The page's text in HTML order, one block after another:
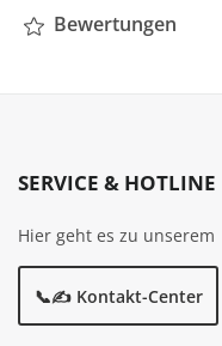
Bewertungen
SERVICE & HOTLINE
Hier geht es zu unserem
📞✍️ Kontakt-Center